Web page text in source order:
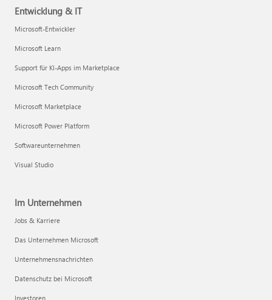
Entwicklung & IT
Microsoft-Entwickler
Microsoft Learn
Support für KI-Apps im Marketplace
Microsoft Tech Community
Microsoft Marketplace
Microsoft Power Platform
Softwareunternehmen
Visual Studio
Im Unternehmen
Jobs & Karriere
Das Unternehmen Microsoft
Unternehmensnachrichten
Datenschutz bei Microsoft
Investoren